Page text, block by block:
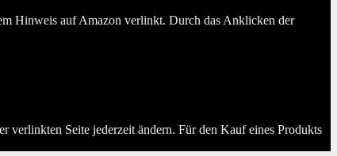
Hinweis auf Amazon verlinkt. Durch das Anklicken der
verlinkten Seite jederzeit ändern. Für den Kauf eines Produkts